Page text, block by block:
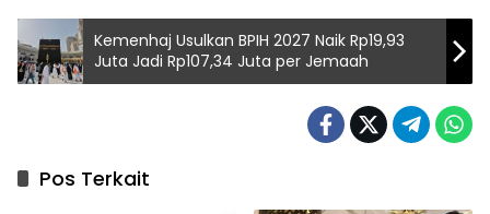
Kemenhaj Usulkan BPIH 2027 Naik Rp19,93
Juta Jadi Rp107,34 Juta per Jemaah
Pos Terkait